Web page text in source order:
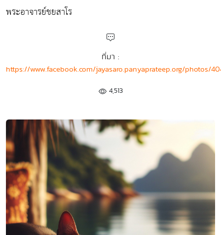
พระอาจารย์ชยสาโร
ที่มา :
https://www.facebook.com/jayasaro.panyaprateep.org/photos/
4,513